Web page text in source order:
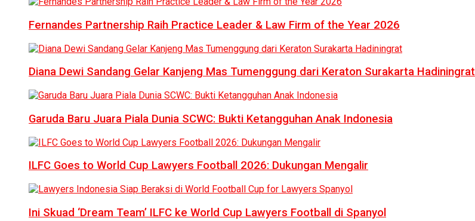
Fernandes Partnership Raih Practice Leader & Law Firm of the Year 2026
Diana Dewi Sandang Gelar Kanjeng Mas Tumenggung dari Keraton Surakarta Hadiningrat
Garuda Baru Juara Piala Dunia SCWC: Bukti Ketangguhan Anak Indonesia
ILFC Goes to World Cup Lawyers Football 2026: Dukungan Mengalir
Ini Skuad ‘Dream Team’ ILFC ke World Cup Lawyers Football di Spanyol